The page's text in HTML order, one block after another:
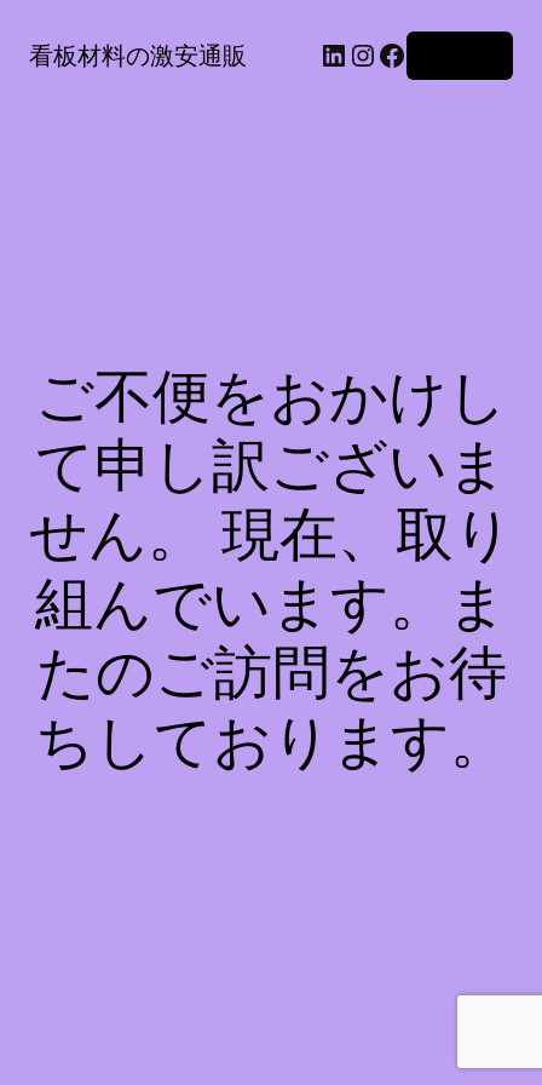
看板材料の激安通販 LinkedIn Instagram Facebook
ご不便をおかけし
て申し訳ございま
せん。 現在、取り
組んでいます。ま
たのご訪問をお待
ちしております。